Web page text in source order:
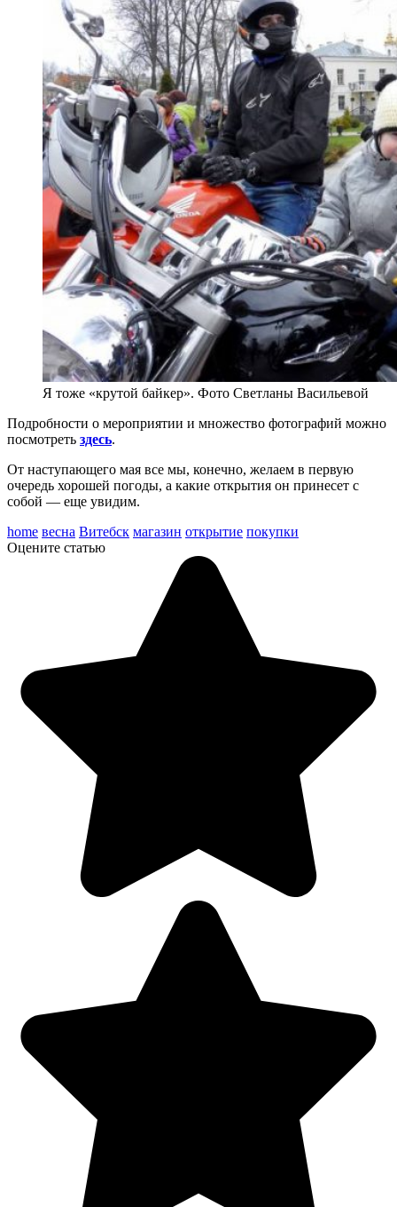
Я тоже «крутой байкер». Фото Светланы Васильевой
Подробности о мероприятии и множество фотографий можно
посмотреть здесь.
От наступающего мая все мы, конечно, желаем в первую
очередь хорошей погоды, а какие открытия он принесет с
собой — еще увидим.
home весна Витебск магазин открытие покупки
Оцените статью